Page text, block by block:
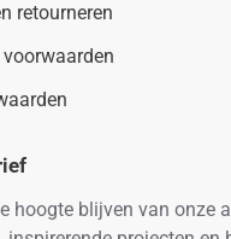
retourneren
hoogte blijven van onze